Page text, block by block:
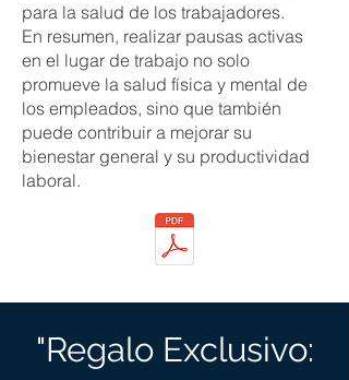
para la salud de los trabajadores.
En resumen, realizar pausas activas
en el lugar de trabajo no solo
promueve la salud física y mental de
los empleados, sino que también
puede contribuir a mejorar su
bienestar general y su productividad
laboral.
"Regalo Exclusivo: